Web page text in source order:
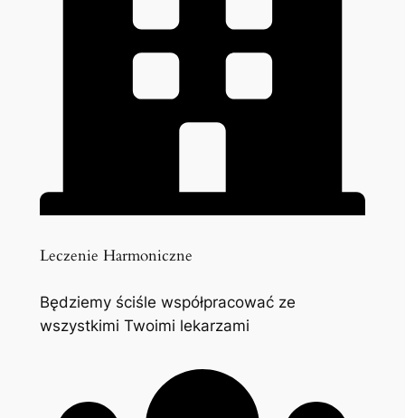
Leczenie Harmoniczne
Będziemy ściśle współpracować ze
wszystkimi Twoimi lekarzami